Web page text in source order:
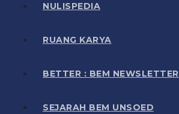
NULISPEDIA
RUANG KARYA
BETTER : BEM NEWSLETTER
SEJARAH BEM UNSOED